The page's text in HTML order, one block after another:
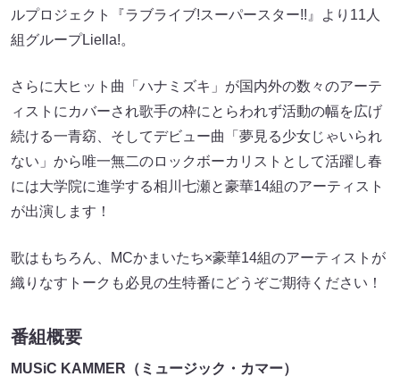
ルプロジェクト『ラブライブ!スーパースター!!』より11人
組グループLiella!。
さらに大ヒット曲「ハナミズキ」が国内外の数々のアーテ
ィストにカバーされ歌手の枠にとらわれず活動の幅を広げ
続ける一青窈、そしてデビュー曲「夢見る少女じゃいられ
ない」から唯一無二のロックボーカリストとして活躍し春
には大学院に進学する相川七瀬と豪華14組のアーティスト
が出演します！
歌はもちろん、MCかまいたち×豪華14組のアーティストが
織りなすトークも必見の生特番にどうぞご期待ください！
番組概要
MUSiC KAMMER（ミュージック・カマー）